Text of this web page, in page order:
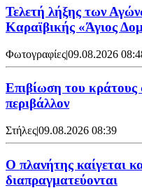
Τελετή λήξης των
Καραϊβικής «Άγιος
Φωτογραφίες|09.08.2026
Επιβίωση του κράτους
περιβάλλον
Στήλες|09.08.2026 08:39
Ο πλανήτης καίγεται
διαπραγματεύονται